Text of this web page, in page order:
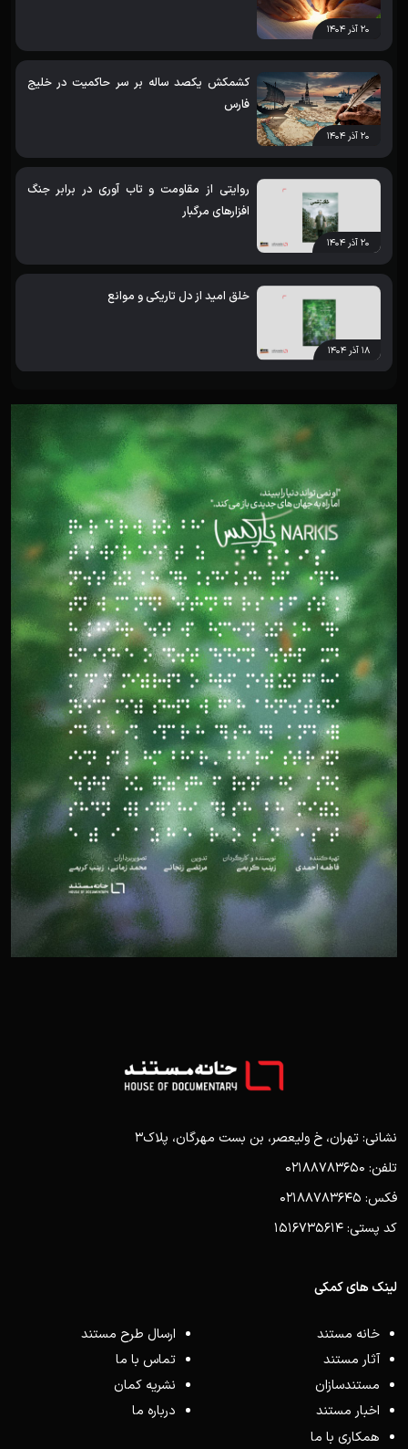
۲۰ آذر ۱۴۰۴
۲۰ آذر ۱۴۰۴
کشمکش یکصد ساله بر سر حاکمیت در خلیج
فارس
۲۰ آذر ۱۴۰۴
روایتی از مقاومت و تاب آوری در برابر جنگ
افزارهای مرگبار
۱۸ آذر ۱۴۰۴
خلق امید از دل تاریکی و موانع
نشانی: تهران، خ ولیعصر، بن بست مهرگان، پلاک3
تلفن: 02188783650
فکس: 02188783645
کد پستی: 1516735614
لینک های کمکی
خانه مستند
آثار مستند
مستندسازان
اخبار مستند
همکاری با ما
ارسال طرح مستند
تماس با ما
نشریه کمان
درباره ما